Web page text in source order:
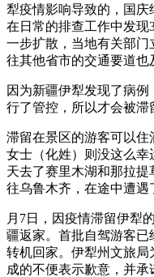
犁疫情影响导致的，国
在日常的排查工作中发
一步扩散，当地有关部门
往其他省市的交通要道也
因为新疆伊犁发现了病
行了管控，所以才会被滞
滞留在景区的游客可以
女士（化姓）则没这么
天去了赛里木湖和那拉
往乌鲁木齐，在途中遭遇
月7日，因疫情滞留伊犁
疆返家。首批自驾游客
转机回家。伊犁州文旅
成的不便表示歉意，并